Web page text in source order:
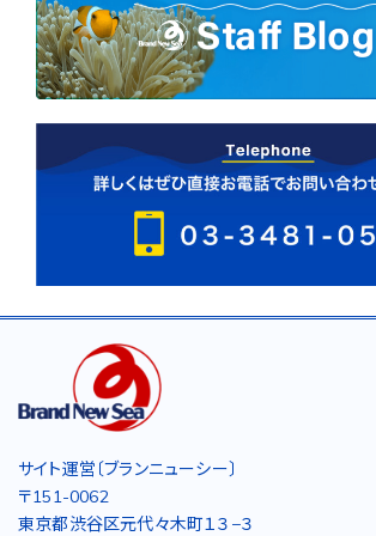
サイト運営〔ブランニューシー〕
〒151-0062
東京都渋谷区元代々木町１３−３